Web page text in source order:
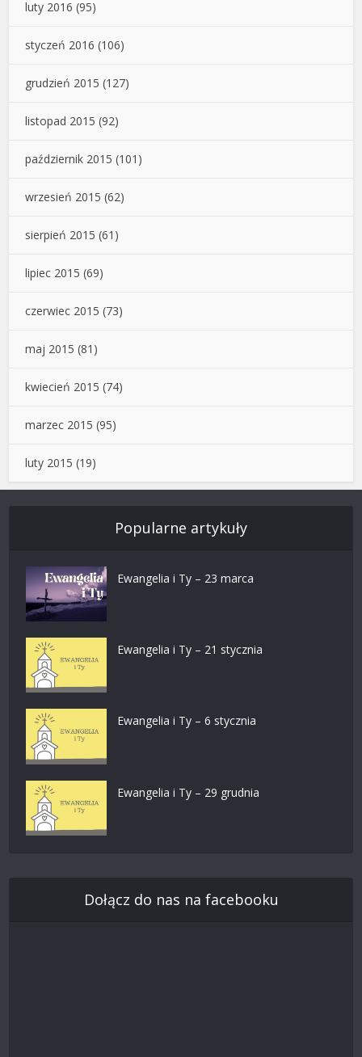
luty 2016 (95)
styczeń 2016 (106)
grudzień 2015 (127)
listopad 2015 (92)
październik 2015 (101)
wrzesień 2015 (62)
sierpień 2015 (61)
lipiec 2015 (69)
czerwiec 2015 (73)
maj 2015 (81)
kwiecień 2015 (74)
marzec 2015 (95)
luty 2015 (19)
Popularne artykuły
Ewangelia i Ty – 23 marca
Ewangelia i Ty – 21 stycznia
Ewangelia i Ty – 6 stycznia
Ewangelia i Ty – 29 grudnia
Dołącz do nas na facebooku